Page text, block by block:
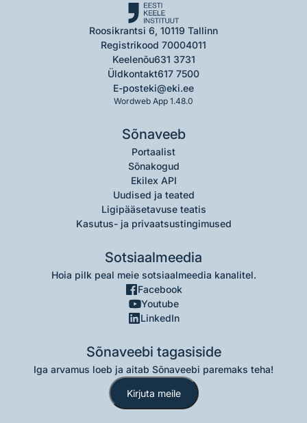
Roosikrantsi 6, 10119 Tallinn
Registrikood 70004011
Keelenõu631 3731
Üldkontakt617 7500
E-posteki@eki.ee
Wordweb App 1.48.0
Sõnaveeb
Portaalist
Sõnakogud
Ekilex API
Uudised ja teated
Ligipääsetavuse teatis
Kasutus- ja privaatsustingimused
Sotsiaalmeedia
Hoia pilk peal meie sotsiaalmeedia kanalitel.
Facebook
Youtube
LinkedIn
Sõnaveebi tagasiside
Iga arvamus loeb ja aitab Sõnaveebi paremaks teha!
Kirjuta meile